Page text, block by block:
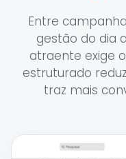
Entre
gestão do dia
atraente exige
estruturado
traz mais